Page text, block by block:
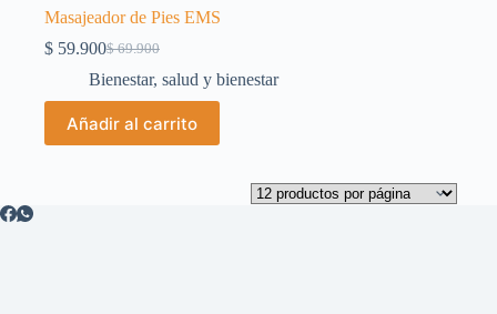
Masajeador de Pies EMS
$69.900
El
precio
original
era:
$ 69.900.
$ 59.900El
precio
actual
es:
$ 59.900.
Bienestar, salud y bienestar
Añadir al carrito